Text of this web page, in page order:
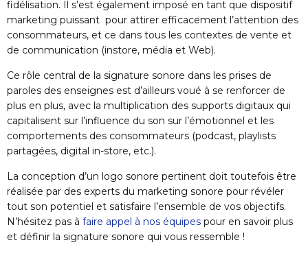
fidélisation. Il s’est également imposé en tant que dispositif
marketing puissant pour attirer efficacement l’attention des
consommateurs, et ce dans tous les contextes de vente et
de communication (instore, média et Web).
Ce rôle central de la signature sonore dans les prises de
paroles des enseignes est d’ailleurs voué à se renforcer de
plus en plus, avec la multiplication des supports digitaux qui
capitalisent sur l’influence du son sur l’émotionnel et les
comportements des consommateurs (podcast, playlists
partagées, digital in-store, etc.).
La conception d’un logo sonore pertinent doit toutefois être
réalisée par des experts du marketing sonore pour révéler
tout son potentiel et satisfaire l’ensemble de vos objectifs.
N’hésitez pas à faire appel à nos équipes pour en savoir plus
et définir la signature sonore qui vous ressemble !